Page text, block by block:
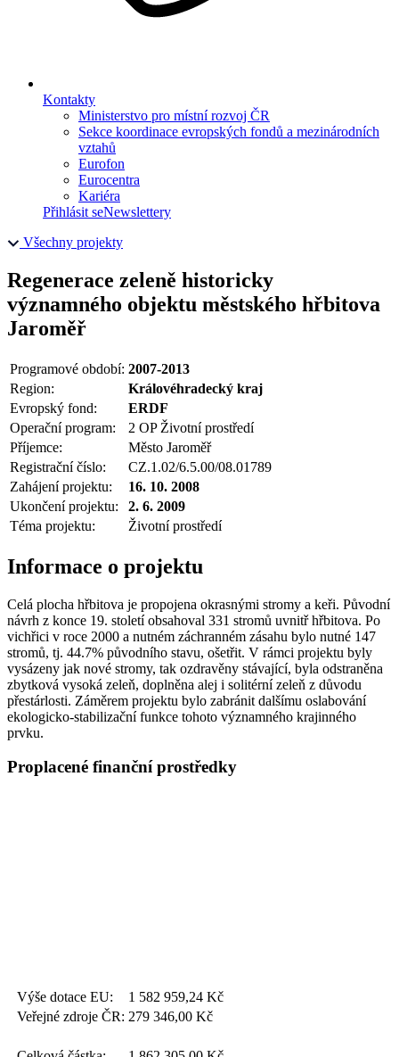
Kontakty
Ministerstvo pro místní rozvoj ČR
Sekce koordinace evropských fondů a mezinárodních
vztahů
Eurofon
Eurocentra
Kariéra
Přihlásit seNewslettery
Všechny projekty
Regenerace zeleně historicky
významného objektu městského hřbitova
Jaroměř
Programové období: 2007-2013
Region:
Královéhradecký kraj
Evropský fond:
ERDF
Operační program:
2 OP Životní prostředí
Příjemce:
Město Jaroměř
Registrační číslo:
CZ.1.02/6.5.00/08.01789
Zahájení projektu:
16. 10. 2008
Ukončení projektu:
2. 6. 2009
Téma projektu:
Životní prostředí
Informace o projektu
Celá plocha hřbitova je propojena okrasnými stromy a keři. Původní
návrh z konce 19. století obsahoval 331 stromů uvnitř hřbitova. Po
vichřici v roce 2000 a nutném záchranném zásahu bylo nutné 147
stromů, tj. 44.7% původního stavu, ošetřit. V rámci projektu byly
vysázeny jak nové stromy, tak ozdravěny stávající, byla odstraněna
zbytková vysoká zeleň, doplněna alej i solitérní zeleň z důvodu
přestárlosti. Záměrem projektu bylo zabránit dalšímu oslabování
ekologicko-stabilizační funkce tohoto významného krajinného
prvku.
Proplacené finanční prostředky
Výše dotace EU: 1 582 959,24 Kč
Veřejné zdroje ČR: 279 346,00 Kč